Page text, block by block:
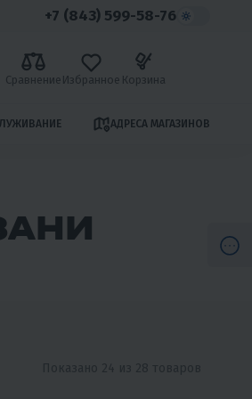
+7 (843) 599-58-76
Сравнение Избранное Корзина
АДРЕСА МАГАЗИНОВ